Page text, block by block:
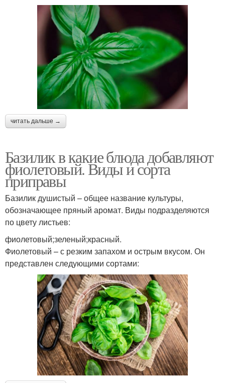
читать дальше →
Базилик в какие блюда добавляют
фиолетовый. Виды и сорта
приправы
Базилик душистый – общее название культуры,
обозначающее пряный аромат. Виды подразделяются
по цвету листьев:
фиолетовый;зеленый;красный.
Фиолетовый – с резким запахом и острым вкусом. Он
представлен следующими сортами: